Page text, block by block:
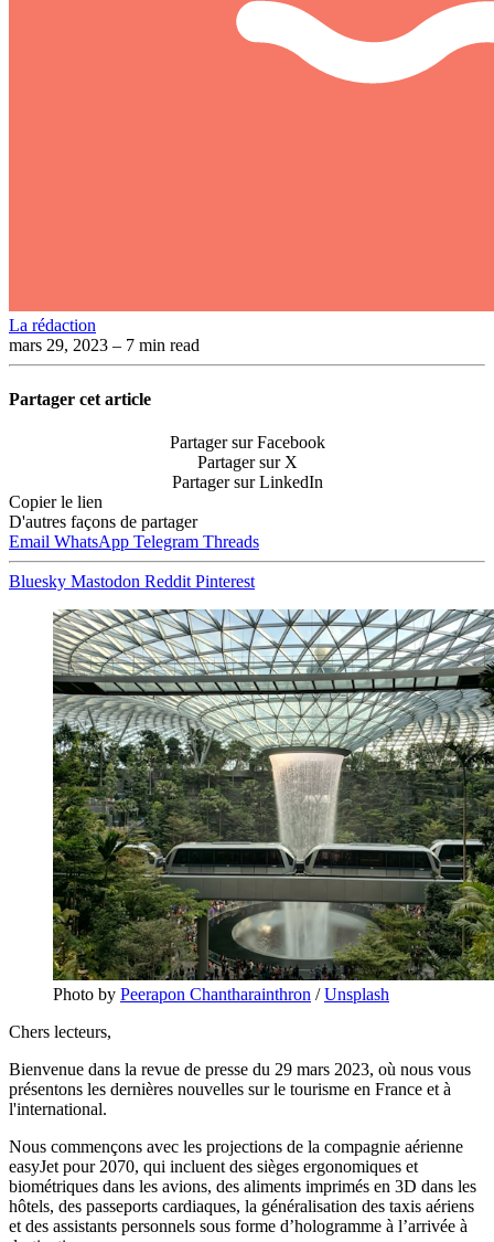
La rédaction
mars 29, 2023 – 7 min read
Partager cet article
Partager sur Facebook
Partager sur X
Partager sur LinkedIn
Copier le lien
D'autres façons de partager
Email WhatsApp Telegram Threads
Bluesky Mastodon Reddit Pinterest
Photo by Peerapon Chantharainthron /Unsplash
Chers lecteurs,
Bienvenue dans la revue de presse du 29 mars 2023, où nous vous
présentons les dernières nouvelles sur le tourisme en France et à
l'international.
Nous commençons avec les projections de la compagnie aérienne
easyJet pour 2070, qui incluent des sièges ergonomiques et
biométriques dans les avions, des aliments imprimés en 3D dans les
hôtels, des passeports cardiaques, la généralisation des taxis aériens
et des assistants personnels sous forme d’hologramme à l’arrivée à